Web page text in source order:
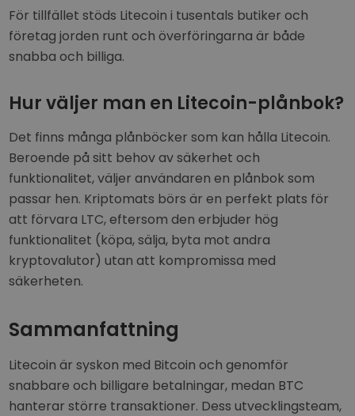
För tillfället stöds Litecoin i tusentals butiker och
företag jorden runt och överföringarna är både
snabba och billiga.
Hur väljer man en Litecoin-plånbok?
Det finns många plånböcker som kan hålla Litecoin.
Beroende på sitt behov av säkerhet och
funktionalitet, väljer användaren en plånbok som
passar hen. Kriptomats börs är en perfekt plats för
att förvara LTC, eftersom den erbjuder hög
funktionalitet (köpa, sälja, byta mot andra
kryptovalutor) utan att kompromissa med
säkerheten.
Sammanfattning
Litecoin är syskon med Bitcoin och genomför
snabbare och billigare betalningar, medan BTC
hanterar större transaktioner. Dess utvecklingsteam,